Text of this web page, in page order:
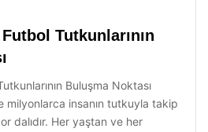
Tutkunlarının
Buluşma Noktası
milyonlarca insanın tutkuyla takip
dalıdır. Her yaştan ve her